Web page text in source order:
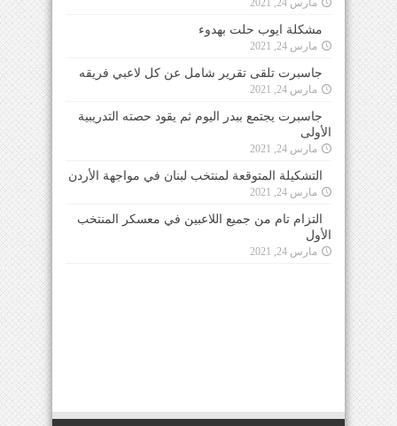
مشكلة ايوب حلت بهدوء
مارس 24, 2021
جاسبرت تلقى تقرير شامل عن كل لاعبي فريقه
مارس 24, 2021
جاسبرت يجتمع ببدر اليوم ثم يقود حصته التدريبية
الأولى
مارس 24, 2021
التشكيلة المتوقعة لمنتخب لبنان في مواجهة الأردن
مارس 24, 2021
التزام تام من جميع اللاعبين في معسكر المنتخب
الأول
مارس 24, 2021